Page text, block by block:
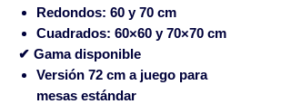
Redondos: 60 y 70 cm
Cuadrados: 60×60 y 70×70 cm
✔ Gama disponible
Versión 72 cm a juego para
mesas estándar